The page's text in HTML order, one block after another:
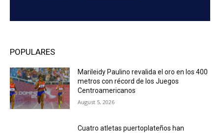
POPULARES
Marileidy Paulino revalida el oro en los 400
metros con récord de los Juegos
Centroamericanos
August 5, 2026
Cuatro atletas puertoplateños han